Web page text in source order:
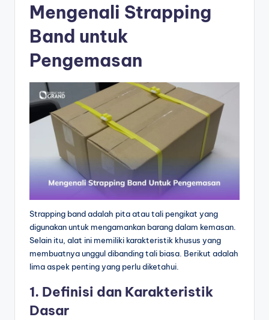
Mengenali Strapping
Band untuk
Pengemasan
Strapping band adalah pita atau tali pengikat yang
digunakan untuk mengamankan barang dalam kemasan.
Selain itu, alat ini memiliki karakteristik khusus yang
membuatnya unggul dibanding tali biasa. Berikut adalah
lima aspek penting yang perlu diketahui.
1. Definisi dan Karakteristik
Dasar